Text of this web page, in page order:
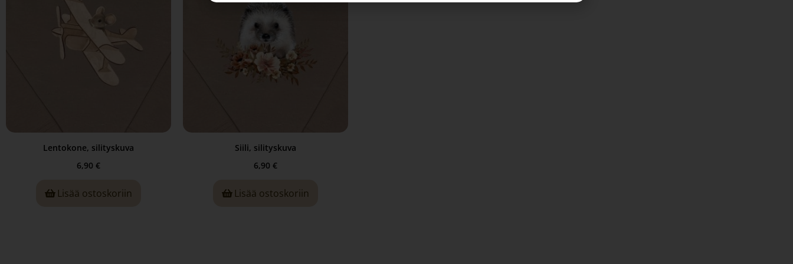
Lentokone, silityskuva
6,90 €
Lisää ostoskoriin
Siili, silityskuva
6,90 €
Lisää ostoskoriin